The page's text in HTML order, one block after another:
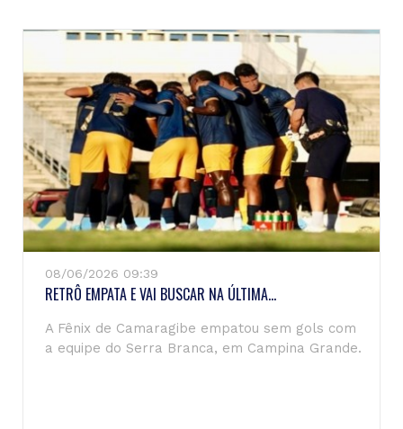
08/06/2026 09:39
RETRÔ EMPATA E VAI BUSCAR NA ÚLTIMA...
A Fênix de Camaragibe empatou sem gols com
a equipe do Serra Branca, em Campina Grande.